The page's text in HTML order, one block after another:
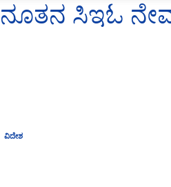
ನೂತನ ಸಿಇಓ
ವಿದೇಶ